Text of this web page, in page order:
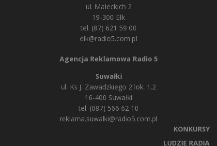
ul. Małeckich 2
19-300 Ełk
tel. (87) 621 59 00
elk@radio5.com.pl
Agencja Reklamowa Radio 5
Suwałki
ul. Ks J. Zawadzkiego 2 lok. 1.2
16-400 Suwałki
tel. (087) 566 62 10
reklama.suwalki@radio5.com.pl
KONKURSY
LUDZIE RADIA